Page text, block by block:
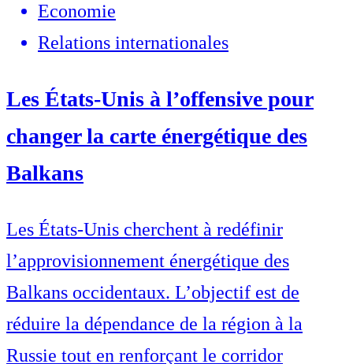
Economie
Relations internationales
Les États-Unis à l’offensive pour
changer la carte énergétique des
Balkans
Les États-Unis cherchent à redéfinir
l’approvisionnement énergétique des
Balkans occidentaux. L’objectif est de
réduire la dépendance de la région à la
Russie tout en renforçant le corridor